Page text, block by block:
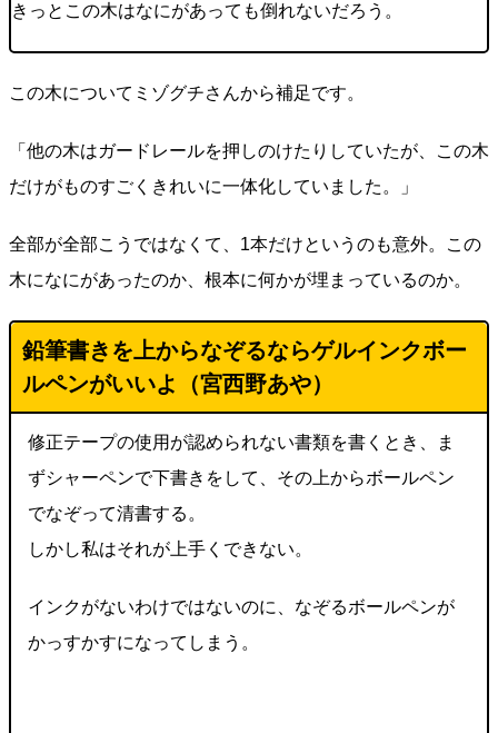
きっとこの木はなにがあっても倒れないだろう。
この木についてミゾグチさんから補足です。
「他の木はガードレールを押しのけたりしていたが、この木
だけがものすごくきれいに一体化していました。」
全部が全部こうではなくて、1本だけというのも意外。この
木になにがあったのか、根本に何かが埋まっているのか。
鉛筆書きを上からなぞるならゲルインクボー
ルペンがいいよ（宮西野あや）
修正テープの使用が認められない書類を書くとき、ま
ずシャーペンで下書きをして、その上からボールペン
でなぞって清書する。
しかし私はそれが上手くできない。
インクがないわけではないのに、なぞるボールペンが
かっすかすになってしまう。